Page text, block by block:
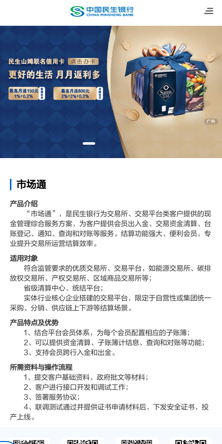
市场通
产品介绍
“市场通”，是民生银行为交易所、交易平台类客户提供的现
金管理综合服务方案，为客户提供会员出入金、交易资金清算、台
账登记、通知、查询和对账等服务。结算功能强大、便利会员，专
业提升交易所运营结算效率。
适用对象
符合监管要求的优质交易所、交易平台，如能源交易所、碳排
放权交易所、产权交易所、区域商品交易所等；
省级清算中心、统结平台；
实体行业核心企业搭建的交易平台，限定于自营性或集团统一
采购、分销、供应链上下游等结算场景。
产品特点及优势
1、结合平台会员体系，为每个会员配置相应的子账簿；
2、可以提供资金清算、子账簿计结息、查询和对账等功能；
3、支持会员跨行入金和出金。
所需资料与操作流程
1、提交客户基础资料、政府批文等材料；
2、客户进行接口开发和调试工作；
3、签署服务协议；
4、联调测试通过并提供证书申请材料后，下发安全证书，投
产上线。